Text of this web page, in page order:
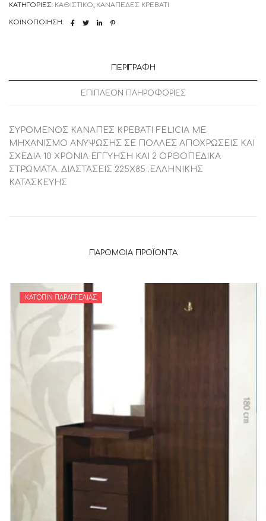
ΚΑΤΗΓΟΡΊΕΣ: ΚΑΘΙΣΤΙΚΟ, ΚΑΝΑΠΕΔΕΣ ΚΡΕΒΑΤΙ
ΚΟΙΝΟΠΟΊΗΣΗ:
ΠΕΡΙΓΡΑΦΉ
ΕΠΙΠΛΈΟΝ ΠΛΗΡΟΦΟΡΊΕΣ
ΣΥΡΟΜΕΝΟΣ ΚΑΝΑΠΕΣ ΚΡΕΒΑΤΙ FELICIA ME
ΜΗΧΑΝΙΣΜΟ ΑΝΥΨΩΣΗΣ ΣΕ ΠΟΛΛΕΣ ΑΠΟΧΡΩΣΕΙΣ ΚΑΙ
ΣΧΕΔΙΑ 10 ΧΡΟΝΙΑ ΕΓΓΥΗΣΗ ΚΑΙ 2 ΟΡΘΟΠΕΔΙΚΑ
ΣΤΡΩΜΑΤΑ. ΔΙΑΣΤΑΣΕΙΣ 225Χ85 .ΕΛΛΗΝΙΚΗΣ
ΚΑΤΑΣΚΕΥΗΣ
ΠΑΡΌΜΟΙΑ ΠΡΟΪΌΝΤΑ
ΚΑΤΌΠΙΝ ΠΑΡΑΓΓΕΛΊΑΣ